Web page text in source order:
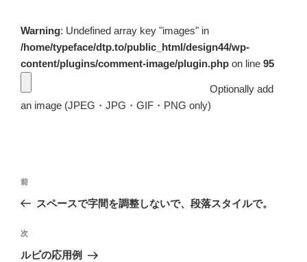
Warning: Undefined array key "images" in
/home/typeface/dtp.to/public_html/design44/wp-
content/plugins/comment-image/plugin.php on line 95
Optionally add
an image (JPEG・JPG・GIF・PNG only)
投
ナ
ビ
ゲ
前
の
稿
前
スペースで字間を調整しないで、段落スタイルで。
次
の
次
ルビの応用例